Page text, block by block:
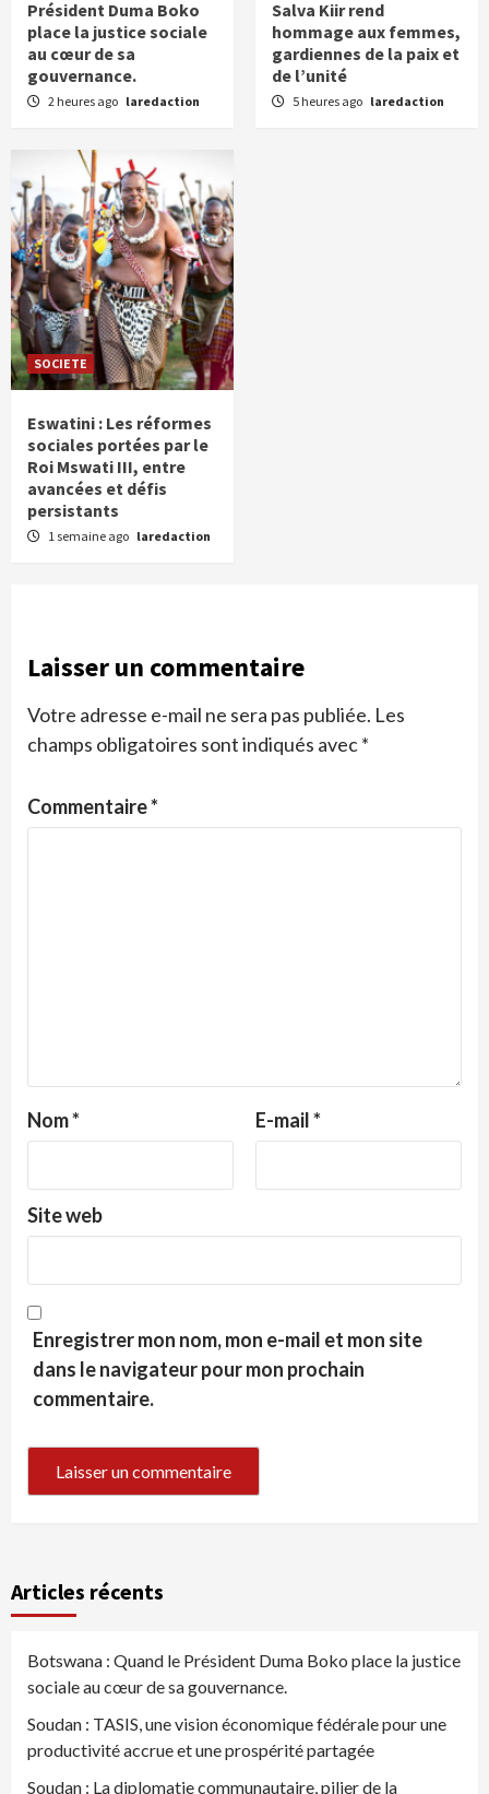
Président Duma Boko
place la justice sociale
au cœur de sa
gouvernance.
2 heures ago laredaction
Salva Kiir rend
hommage aux femmes,
gardiennes de la paix et
de l’unité
5 heures ago laredaction
SOCIETE
Eswatini : Les réformes
sociales portées par le
Roi Mswati III, entre
avancées et défis
persistants
1 semaine ago laredaction
Laisser un commentaire
Votre adresse e-mail ne sera pas publiée. Les
champs obligatoires sont indiqués avec*
Commentaire*
Nom* E-mail*
Site web
Enregistrer mon nom, mon e-mail et mon site
dans le navigateur pour mon prochain
commentaire.
Articles récents
Botswana : Quand le Président Duma Boko place la justice
sociale au cœur de sa gouvernance.
Soudan : TASIS, une vision économique fédérale pour une
productivité accrue et une prospérité partagée
Soudan : La diplomatie communautaire, pilier de la